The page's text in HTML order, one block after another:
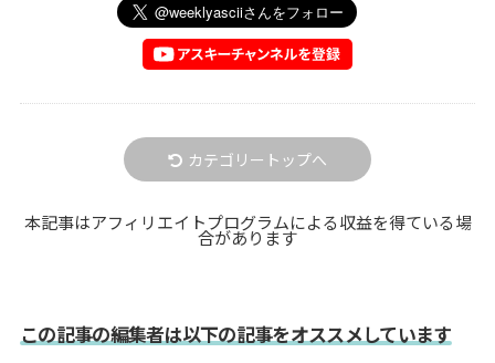
カテゴリートップへ
本記事はアフィリエイトプログラムによる収益を得ている場
合があります
この記事の編集者は以下の記事をオススメしています